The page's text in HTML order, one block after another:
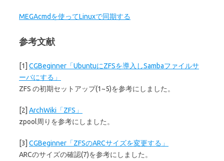
MEGAcmdを使ってLinuxで同期する
参考文献
[1] CGBeginner「UbuntuにZFSを導入しSambaファイルサ
ーバにする」
ZFS の初期セットアップ(1~5)を参考にしました。
[2] ArchWiki「ZFS」
zpool周りを参考にしました。
[3] CGBeginner「ZFSのARCサイズを変更する」
ARCのサイズの確認(7)を参考にしました。